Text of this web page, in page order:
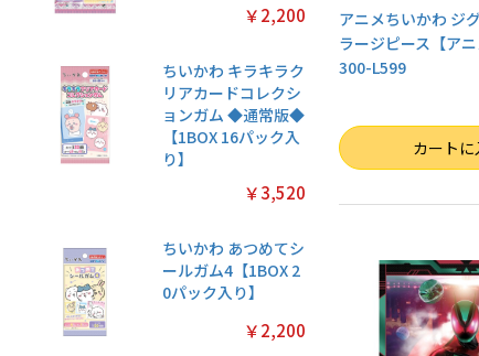
￥2,200
ちいかわ キラキラク
リアカードコレクシ
ョンガム ◆通常版◆
【1BOX 16パック入
り】
￥3,520
ちいかわ あつめてシ
ールガム4【1BOX 2
0パック入り】
￥2,200
アニメちいかわ ジ
ラージピース【アニ
300-L599
数量 カートに